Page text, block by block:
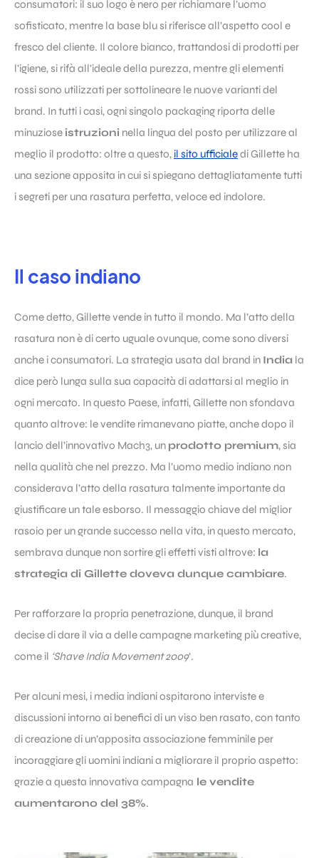
consumatori: il suo logo è nero per richiamare l’uomo
sofisticato, mentre la base blu si riferisce all’aspetto cool e
fresco del cliente. Il colore bianco, trattandosi di prodotti per
l’igiene, si rifà all’ideale della purezza, mentre gli elementi
rossi sono utilizzati per sottolineare le nuove varianti del
brand. In tutti i casi, ogni singolo packaging riporta delle
minuziose istruzioni nella lingua del posto per utilizzare al
meglio il prodotto: oltre a questo, il sito ufficialedi Gillette ha
una sezione apposita in cui si spiegano dettagliatamente tutti
i segreti per una rasatura perfetta, veloce ed indolore.
Il caso indiano
Come detto, Gillette vende in tutto il mondo. Ma l’atto della
rasatura non è di certo uguale ovunque, come sono diversi
anche i consumatori. La strategia usata dal brand in India la
dice però lunga sulla sua capacità di adattarsi al meglio in
ogni mercato. In questo Paese, infatti, Gillette non sfondava
quanto altrove: le vendite rimanevano piatte, anche dopo il
lancio dell’innovativo Mach3, un prodotto premium, sia
nella qualità che nel prezzo. Ma l’uomo medio indiano non
considerava l’atto della rasatura talmente importante da
giustificare un tale esborso. Il messaggio chiave del miglior
rasoio per un grande successo nella vita, in questo mercato,
sembrava dunque non sortire gli effetti visti altrove: la
strategia di Gillette doveva dunque cambiare.
Per rafforzare la propria penetrazione, dunque, il brand
decise di dare il via a delle campagne marketing più creative,
come il ‘Shave India Movement 2009‘.
Per alcuni mesi, i media indiani ospitarono interviste e
discussioni intorno ai benefici di un viso ben rasato, con tanto
di creazione di un’apposita associazione femminile per
incoraggiare gli uomini indiani a migliorare il proprio aspetto:
grazie a questa innovativa campagna le vendite
aumentarono del 38%.